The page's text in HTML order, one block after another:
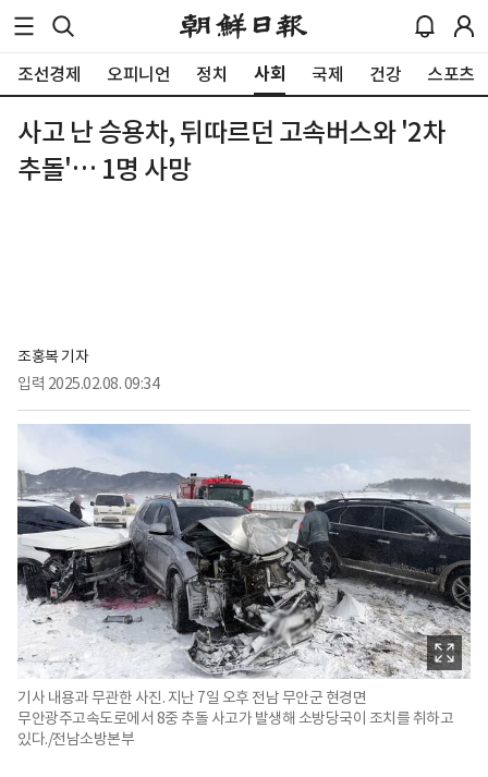
조선경제 오피니언 정치 사회 국제 건강 스포츠
사고 난 승용차, 뒤따르던 고속버스와 '2차
추돌'… 1명 사망
조홍복 기자
입력 2025.02.08. 09:34
기사 내용과 무관한 사진. 지난 7일 오후 전남 무안군 현경면
무안광주고속도로에서 8중 추돌 사고가 발생해 소방당국이 조치를 취하고
있다./전남소방본부